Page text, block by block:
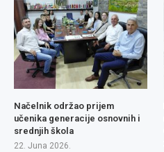
Načelnik održao prijem
učenika generacije osnovnih i
srednjih škola
22. Juna 2026.